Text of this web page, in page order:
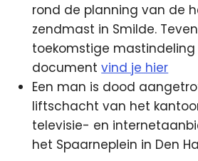
rond de planning van de
zendmast in Smilde.
toekomstige mastindeling
documentvind je hier
Een man is dood
liftschacht van het
televisie- en
het Spaarneplein in Den